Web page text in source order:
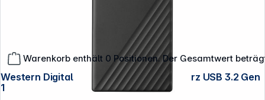
Warenkorb enthält 0 Positionen. Der Gesamtwert
Western Digital My Passport 5TB Schwarz USB 3.2 Gen
1